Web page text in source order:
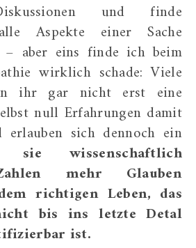
und finde
Aspekte einer Sache
– aber eins finde ich beim
wirklich schade: Viele
ihr gar nicht erst eine
null Erfahrungen damit
sich dennoch ein
sie wissenschaftlich
mehr Glauben
richtigen Leben, das
bis ins letzte Detal
ist.